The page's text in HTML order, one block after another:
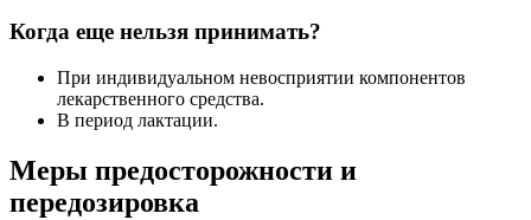
Когда еще нельзя принимать?
При индивидуальном невосприятии компонентов
лекарственного средства.
В период лактации.
Меры предосторожности и
передозировка